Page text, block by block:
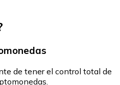
de tener el control total de